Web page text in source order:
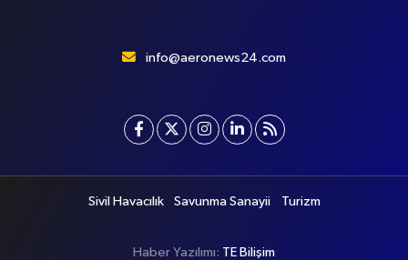
info@aeronews24.com
Sivil Havacılık Savunma Sanayii Turizm
Haber Yazılımı: TE Bilişim